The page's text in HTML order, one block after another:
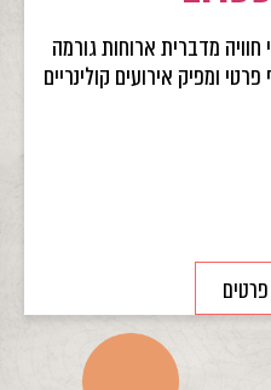
חוויה מדברית ארוחות גורמה
ומפיק אירועים קולינריים